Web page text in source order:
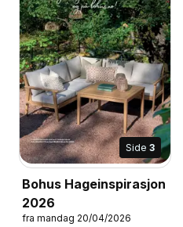
Side 3
Bohus Hageinspirasjon
2026
fra mandag 20/04/2026